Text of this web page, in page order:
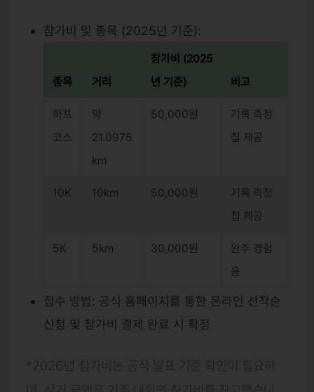
참가비 및 종목 (2025년 기준):
종목 거리
참가비 (2025
년 기준)
비고
하프
코스
약
21.0975
km
50,000원
기록 측정
칩 제공
10K 10km 50,000원
기록 측정
칩 제공
5K 5km 30,000원
완주 경험
용
접수 방법: 공식 홈페이지를 통한 온라인 선착순
신청 및 참가비 결제 완료 시 확정